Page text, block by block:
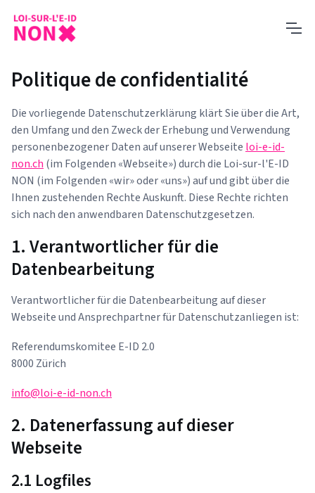
Politique de confidentialité
Die vorliegende Datenschutzerklärung klärt Sie über die Art,
den Umfang und den Zweck der Erhebung und Verwendung
personenbezogener Daten auf unserer Webseite loi-e-id-
non.ch (im Folgenden «Webseite») durch die Loi-sur-l'E-ID
NON (im Folgenden «wir» oder «uns») auf und gibt über die
Ihnen zustehenden Rechte Auskunft. Diese Rechte richten
sich nach den anwendbaren Datenschutzgesetzen.
1. Verantwortlicher für die
Datenbearbeitung
Verantwortlicher für die Datenbearbeitung auf dieser
Webseite und Ansprechpartner für Datenschutzanliegen ist:
Referendumskomitee E-ID 2.0
8000 Zürich
info@loi-e-id-non.ch
2. Datenerfassung auf dieser
Webseite
2.1 Logfiles